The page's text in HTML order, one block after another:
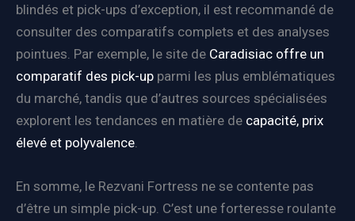
blindés et pick-ups d’exception, il est recommandé de
consulter des comparatifs complets et des analyses
pointues. Par exemple, le site de Caradisiac offre un
comparatif des pick-up parmi les plus emblématiques
du marché, tandis que d’autres sources spécialisées
explorent les tendances en matière de capacité, prix
élevé et polyvalence
En somme, le Rezvani Fortress ne se contente pas
d’être un simple pick-up. C’est une forteresse roulante